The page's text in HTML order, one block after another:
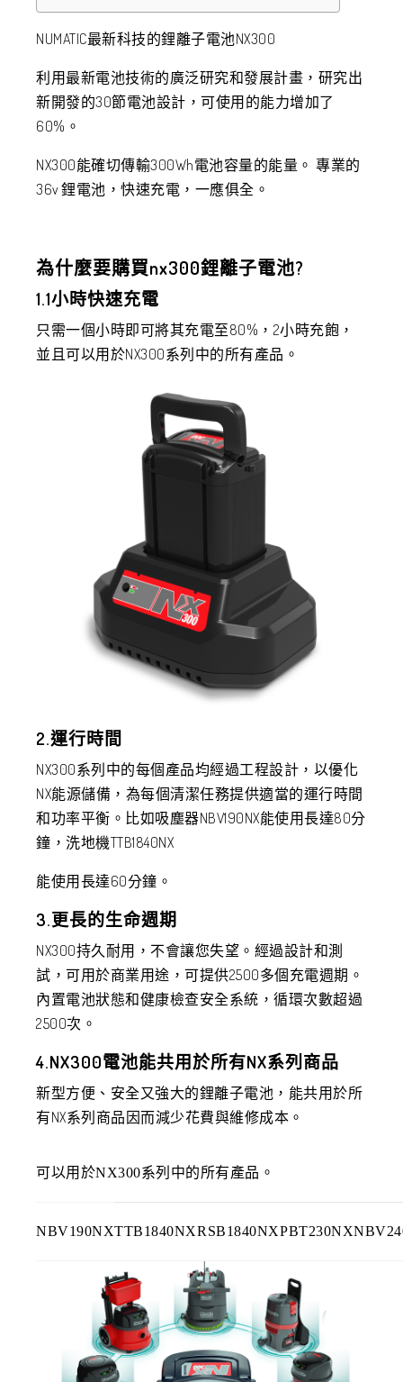
NUMATIC最新科技的鋰離子電池NX300
利用最新電池技術的廣泛研究和發展計畫，研究出
新開發的30節電池設計，可使用的能力增加了
60%。
NX300能確切傳輸300Wh電池容量的能量。 專業的
36v 鋰電池，快速充電，一應俱全。
為什麼要購買nx300鋰離子電池?
1.1小時快速充電
只需一個小時即可將其充電至80%，2小時充飽，
並且可以用於NX300系列中的所有產品。
2.運行時間
NX300系列中的每個產品均經過工程設計，以優化
NX能源儲備，為每個清潔任務提供適當的運行時間
和功率平衡。比如吸塵器NBV190NX能使用長達80分
鐘，洗地機TTB1840NX
能使用長達60分鐘。
3.更長的生命週期
NX300持久耐用，不會讓您失望。經過設計和測
試，可用於商業用途，可提供2500多個充電週期。
內置電池狀態和健康檢查安全系統，循環次數超過
2500次。
4.NX300電池能共用於所有NX系列商品
新型方便、安全又強大的鋰離子電池，能共用於所
有NX系列商品因而減少花費與維修成本。
可以用於NX300系列中的所有產品。
NBV190NXTTB1840NXRSB1840NXPBT230NX